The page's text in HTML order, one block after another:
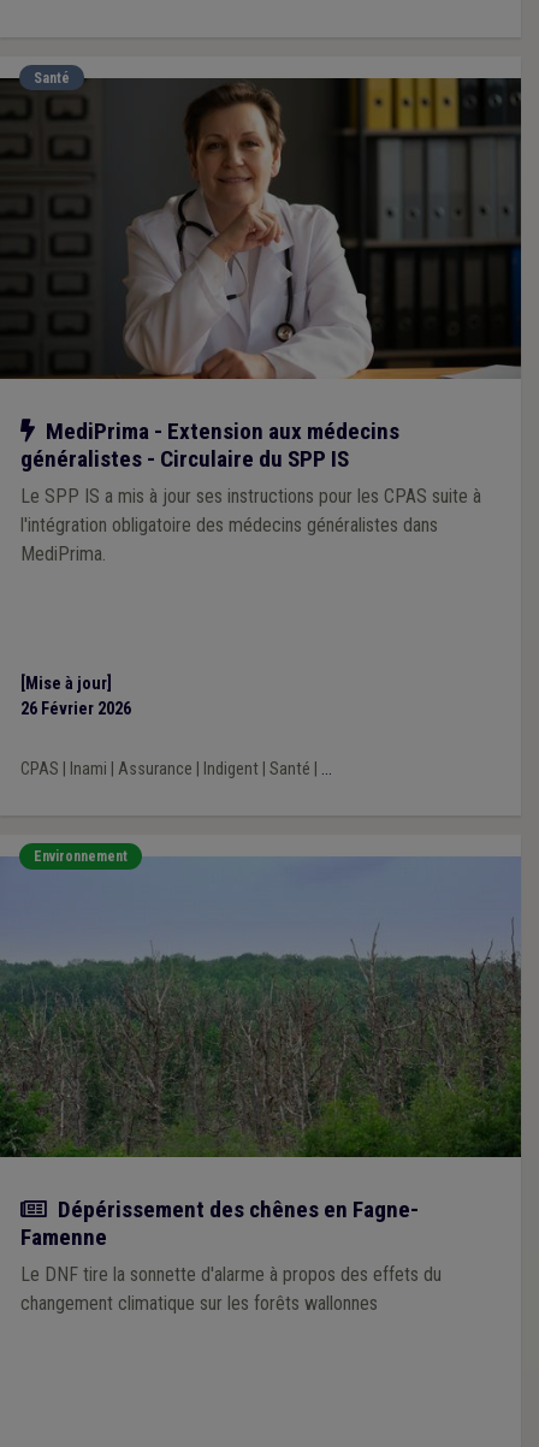
Santé
Notre action
MediPrima - Extension aux médecins
généralistes - Circulaire du SPP IS
Le SPP IS a mis à jour ses instructions pour les CPAS suite à
l'intégration obligatoire des médecins généralistes dans
MediPrima.
[Mise à jour]
26 Février 2026
CPAS Inami Assurance Indigent| Santé ...
Environnement
Actualité
Dépérissement des chênes en Fagne-
Famenne
Le DNF tire la sonnette d'alarme à propos des effets du
changement climatique sur les forêts wallonnes